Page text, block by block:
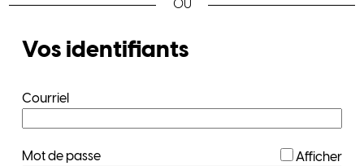
Vos identifiants
Courriel
Mot de passe Afficher